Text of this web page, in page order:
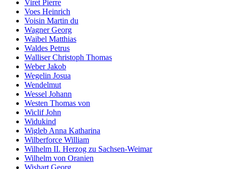
Viret Pierre
Voes Heinrich
Voisin Martin du
Wagner Georg
Waibel Matthias
Waldes Petrus
Walliser Christoph Thomas
Weber Jakob
Wegelin Josua
Wendelmut
Wessel Johann
Westen Thomas von
Wiclif John
Widukind
Wigleb Anna Katharina
Wilberforce William
Wilhelm II. Herzog zu Sachsen-Weimar
Wilhelm von Oranien